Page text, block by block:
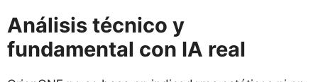
Análisis técnico y
fundamental con IA real